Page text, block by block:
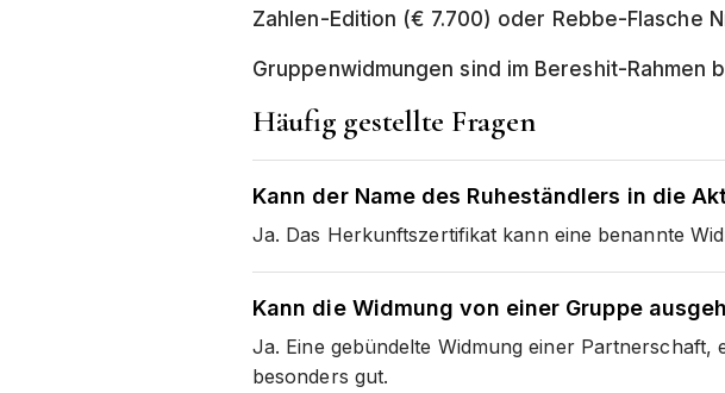
Zahlen-Edition (€ 7.700) oder Rebbe-Flasche
Gruppenwidmungen sind im Bereshit-Rahmen
Häufig gestellte Fragen
Kann der Name des Ruheständlers in die
Ja. Das Herkunftszertifikat kann eine benannte
Kann die Widmung von einer Gruppe
Ja. Eine gebündelte Widmung einer Partnerschaft,
besonders gut.